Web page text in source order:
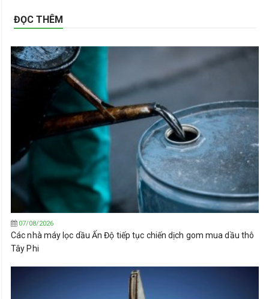
ĐỌC THÊM
07/08/2026
Các nhà máy lọc dầu Ấn Độ tiếp tục chiến dịch gom mua dầu thô
Tây Phi